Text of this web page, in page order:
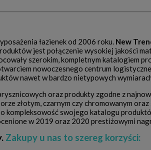
łazienek od 2006 roku. New
jest połączenie wysokiej jakości
szerokim, kompletnym katalogiem
nowoczesnego centrum
nawet w bardzo nietypowych
oraz produkty zgodne z
złotym, czarnym czy chromowanym
kompleksowość swojego katalogu
w 2019 oraz 2020 prestiżowymi
Zakupy u nas to szereg korzyści: